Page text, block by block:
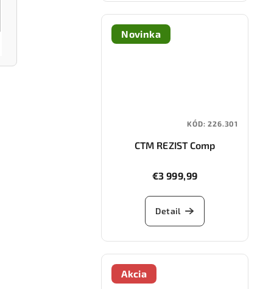
Novinka
CTM REZIST Comp
€3 999,99
Detail
KÓD:226.301
Akcia